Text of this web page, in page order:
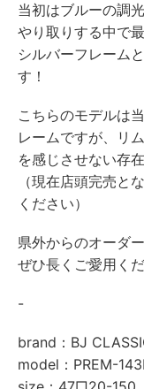
当初はブルーの調
やり取りする中で
シルバーフレーム
す！
こちらのモデルは
レームですが、リ
を感じさせない存
（現在店頭完売と
ください）
県外からのオーダ
ぜひ長くご愛用くだ
-
brand：BJ
model：PREM-